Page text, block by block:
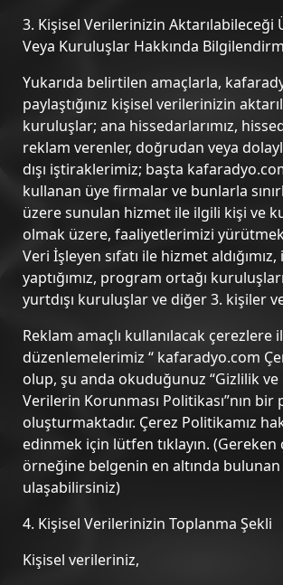
3. Kişisel Verilerinizin Aktarılabileceği
Veya Kuruluşlar Hakkında
Yukarıda belirtilen amaçlarla,
paylaştığınız kişisel verilerinizin
kuruluşlar; ana hissedarlarımız,
reklam verenler, doğrudan veya
dışı iştiraklerimiz; başta
kullanan üye firmalar ve bunlarla
üzere sunulan hizmet ile ilgili kişi ve
olmak üzere, faaliyetlerimizi
Veri İşleyen sıfatı ile hizmet
yaptığımız, program ortağı
yurtdışı kuruluşlar ve diğer 3. kişiler
Reklam amaçlı kullanılacak çerezlere
düzenlemelerimiz “ kafaradyo.com
olup, şu anda okuduğunuz “Gizlilik ve
Verilerin Korunması Politikası”nın bir
oluşturmaktadır. Çerez Politikamız
edinmek için lütfen tıklayın. (Gereken
örneğine belgenin en altında bulunan
ulaşabilirsiniz)
4. Kişisel Verilerinizin Toplanma Şekli
Kişisel verileriniz,